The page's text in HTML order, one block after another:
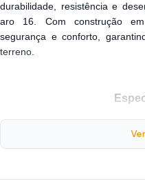
durabilidade, resistência e
aro 16. Com construção em
segurança e conforto,
terreno.
Marca:Levorin